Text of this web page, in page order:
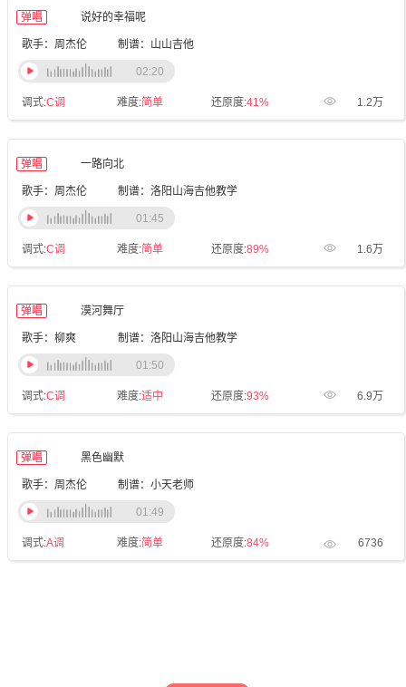
弹唱 说好的幸福呢
歌手：周杰伦 制谱：山山吉他
调式:C调 难度:简单 还原度:41% 1.2万
02:20
弹唱 一路向北
歌手：周杰伦 制谱：洛阳山海吉他教学
调式:C调 难度:简单 还原度:89% 1.6万
01:45
弹唱 漠河舞厅
歌手：柳爽 制谱：洛阳山海吉他教学
调式:C调 难度:适中 还原度:93% 6.9万
01:50
弹唱 黑色幽默
歌手：周杰伦 制谱：小天老师
调式:A调 难度:简单 还原度:84% 6736
01:49